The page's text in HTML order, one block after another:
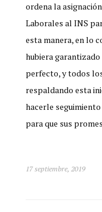
ordena la
Laborales al INS
esta manera, en lo
hubiera garantizado
perfecto, y todos
respaldando esta
hacerle
para que sus
17 septiembre, 2019